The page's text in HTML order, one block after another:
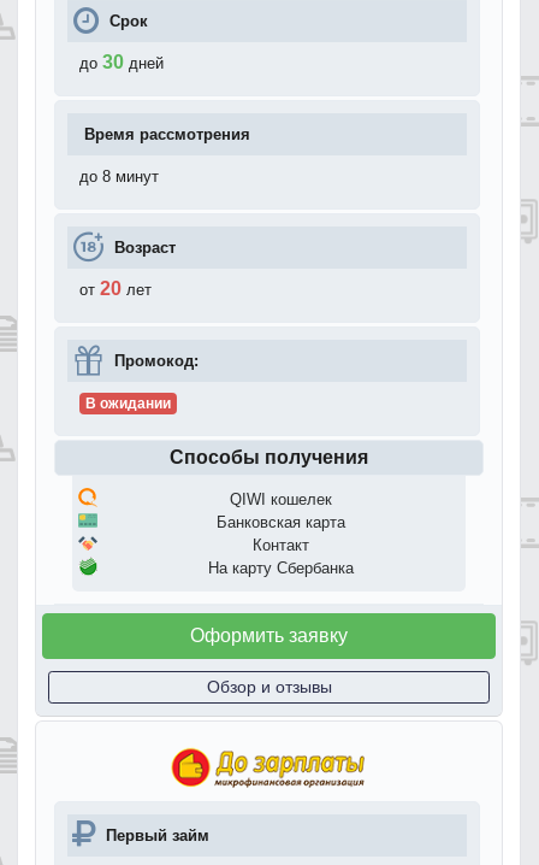
Срок
до 30 дней
Время рассмотрения
до 8 минут
Возраст
от 20 лет
Промокод:
В ожидании
Способы получения
QIWI кошелек
Банковская карта
Контакт
На карту Сбербанка
Оформить заявку
Обзор и отзывы
Первый займ